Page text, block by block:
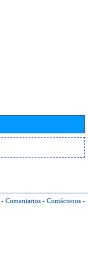
- Comentarios - Contáctenos -